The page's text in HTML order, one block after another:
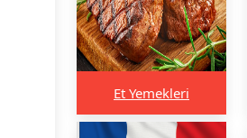
Et Yemekleri